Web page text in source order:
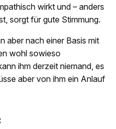
wirkt und – anders
sorgt für gute Stimmung.
aber nach einer Basis mit
wohl sowieso
ihm derzeit niemand, es
aber von ihm ein Anlauf